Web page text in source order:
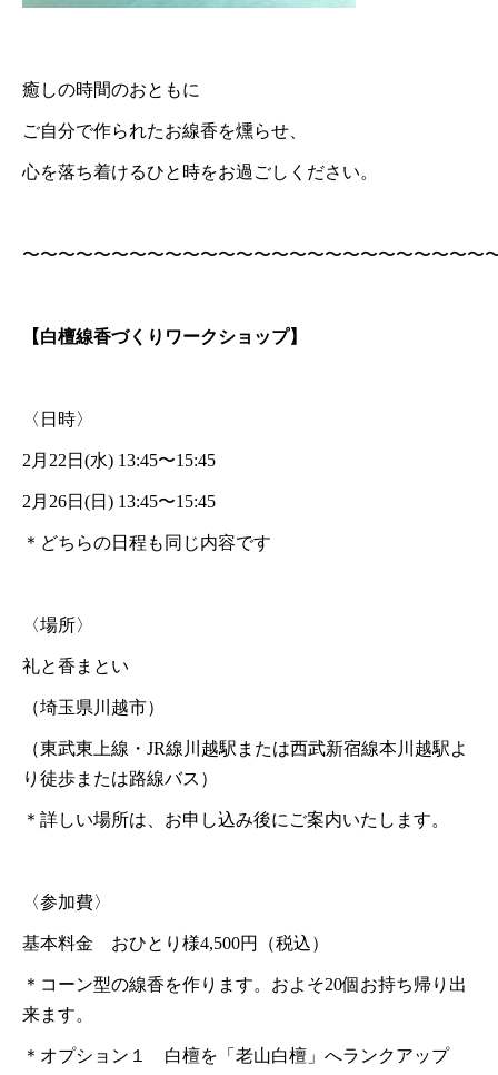
癒しの時間のおともに
ご自分で作られたお線香を燻らせ、
心を落ち着けるひと時をお過ごしください。
〜〜〜〜〜〜〜〜〜〜〜〜〜〜〜〜〜〜〜〜〜〜〜〜〜〜
【白檀線香づくりワークショップ】
〈日時〉
2月22日(水) 13:45〜15:45
2月26日(日) 13:45〜15:45
＊どちらの日程も同じ内容です
〈場所〉
礼と香まとい
（埼玉県川越市）
（東武東上線・JR線川越駅または西武新宿線本川越駅よ
り徒歩または路線バス）
＊詳しい場所は、お申し込み後にご案内いたします。
〈参加費〉
基本料金 おひとり様4,500円（税込）
＊コーン型の線香を作ります。およそ20個お持ち帰り出
来ます。
＊オプション１ 白檀を「老山白檀」へランクアップ